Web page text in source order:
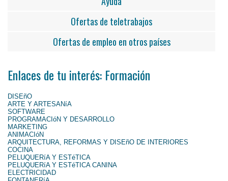
Ofertas de teletrabajos
Ofertas de empleo en otros países
Enlaces de tu interés: Formación
DISEñO
ARTE Y ARTESANíA
SOFTWARE
PROGRAMACIóN Y DESARROLLO
MARKETING
ANIMACIóN
ARQUITECTURA, REFORMAS Y DISEñO DE INTERIORES
COCINA
PELUQUERíA Y ESTéTICA
PELUQUERíA Y ESTéTICA CANINA
ELECTRICIDAD